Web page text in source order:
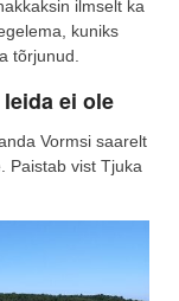
ilmselt ka
kuniks
tõrjunud.
ei ole
Vormsi saarelt
Paistab vist Tjuka